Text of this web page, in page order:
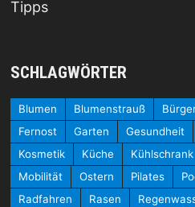
Tipps
SCHLAGWÖRTER
Blumen Blumenstrauß
Fernost
Garten Gesundheit
Kosmetik
Küche Kühlschrank
Mobilität
Ostern Pilates
Radfahren
Rasen